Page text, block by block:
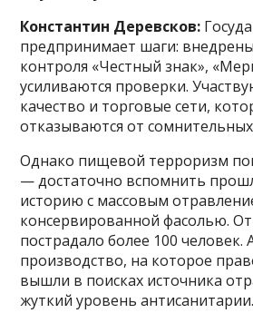
Константин Деревсков:
предпринимает шаги:
контроля «Честный знак»,
усиливаются проверки.
качество и торговые сети,
отказываются от
Однако пищевой терроризм
— достаточно вспомнить
историю с массовым
консервированной фасолью.
пострадало более 100 человек.
производство, на которое
вышли в поисках источника
жуткий уровень антисанитарии.